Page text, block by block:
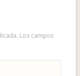
Los campos